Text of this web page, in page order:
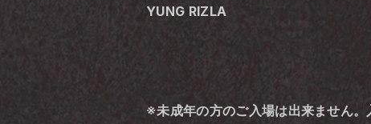
YUNG RIZLA
※未成年の方のご入場は出来ません。